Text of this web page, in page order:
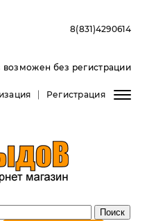
8(831)4290614
возможен без регистрации
Регистрация